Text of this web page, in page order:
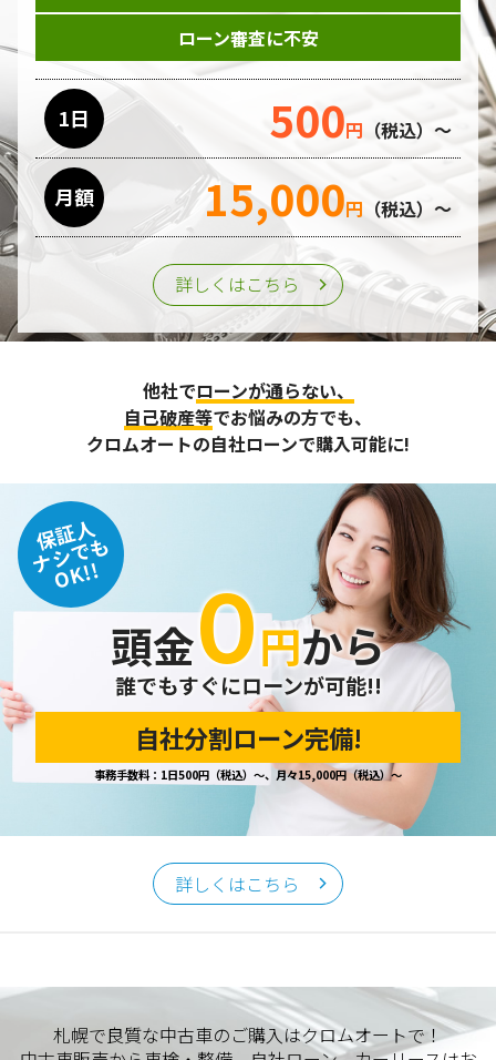
ローン審査に不安
1日 500円 （税込）～
月額 15,000円 （税込）～
詳しくはこちら
他社でローンが通らない、
自己破産等でお悩みの方でも、
クロムオートの自社ローンで購入可能に!
保証人
ナシでも
OK!!
頭金０円から
誰でもすぐにローンが可能!!
自社分割ローン完備!
事務手数料：1日500円（税込）～、月々15,000円（税込）～
詳しくはこちら
札幌で良質な中古車のご購入はクロムオートで！